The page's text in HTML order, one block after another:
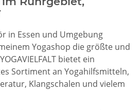
in Essen und Umgebung
Yogashop die größte und
bietet ein
Sortiment an Yogahilfsmitteln,
Klangschalen und vielem